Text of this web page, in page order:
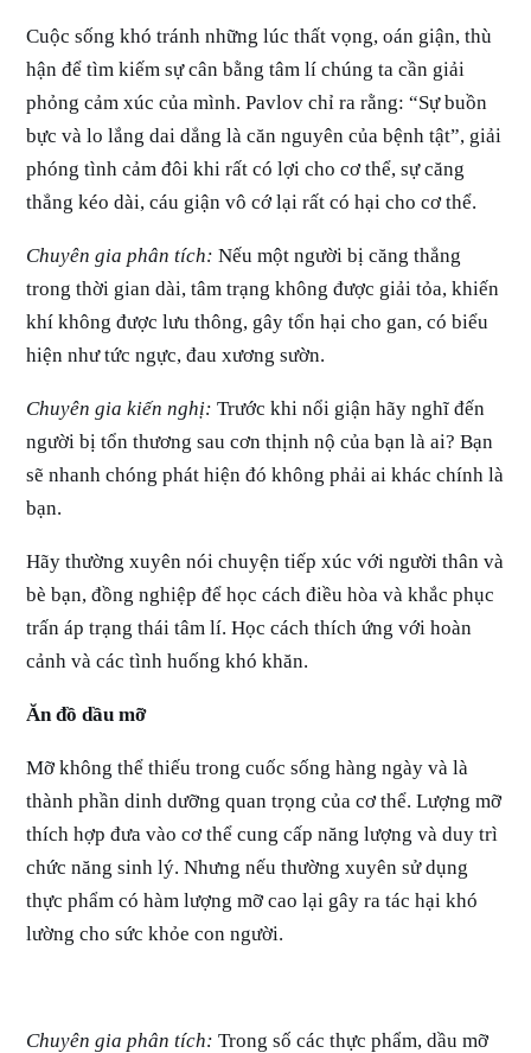
Cuộc sống khó tránh những lúc thất vọng, oán giận, thù
hận để tìm kiếm sự cân bằng tâm lí chúng ta cần giải
phỏng cảm xúc của mình. Pavlov chỉ ra rằng: “Sự buồn
bực và lo lắng dai dẳng là căn nguyên của bệnh tật”, giải
phóng tình cảm đôi khi rất có lợi cho cơ thể, sự căng
thẳng kéo dài, cáu giận vô cớ lại rất có hại cho cơ thể.
Chuyên gia phân tích: Nếu một người bị căng thẳng
trong thời gian dài, tâm trạng không được giải tỏa, khiến
khí không được lưu thông, gây tổn hại cho gan, có biểu
hiện như tức ngực, đau xương sườn.
Chuyên gia kiến nghị: Trước khi nổi giận hãy nghĩ đến
người bị tổn thương sau cơn thịnh nộ của bạn là ai? Bạn
sẽ nhanh chóng phát hiện đó không phải ai khác chính là
bạn.
Hãy thường xuyên nói chuyện tiếp xúc với người thân và
bè bạn, đồng nghiệp để học cách điều hòa và khắc phục
trấn áp trạng thái tâm lí. Học cách thích ứng với hoàn
cảnh và các tình huống khó khăn.
Ăn đồ dầu mỡ
Mỡ không thể thiếu trong cuốc sống hàng ngày và là
thành phần dinh dưỡng quan trọng của cơ thể. Lượng mỡ
thích hợp đưa vào cơ thể cung cấp năng lượng và duy trì
chức năng sinh lý. Nhưng nếu thường xuyên sử dụng
thực phẩm có hàm lượng mỡ cao lại gây ra tác hại khó
lường cho sức khỏe con người.
Chuyên gia phân tích: Trong số các thực phẩm, dầu mỡ